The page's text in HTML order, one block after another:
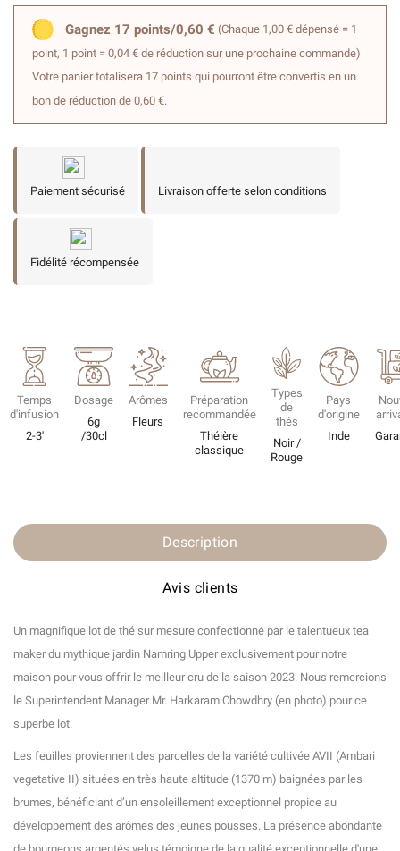
Gagnez 17 points/0,60 € (Chaque 1,00 € dépensé = 1
point, 1 point = 0,04 € de réduction sur une prochaine commande)
Votre panier totalisera 17 points qui pourront être convertis en un
bon de réduction de 0,60 €.
Paiement sécurisé Livraison offerte selon conditions
Fidélité récompensée
Temps
d'infusion
2-3'
Dosage
6g
/30cl
Arômes
Fleurs
Préparation
recommandée
Théière
classique
Types
de
thés
Noir /
Rouge
Pays
d'origine
Inde
Description
Avis clients
Un magnifique lot de thé sur mesure confectionné par le talentueux tea
maker du mythique jardin Namring Upper exclusivement pour notre
maison pour vous offrir le meilleur cru de la saison 2023. Nous remercions
le Superintendent Manager Mr. Harkaram Chowdhry (en photo) pour ce
superbe lot.
Les feuilles proviennent des parcelles de la variété cultivée AVII (Ambari
vegetative II) situées en très haute altitude (1370 m) baignées par les
brumes, bénéficiant d’un ensoleillement exceptionnel propice au
développement des arômes des jeunes pousses. La présence abondante